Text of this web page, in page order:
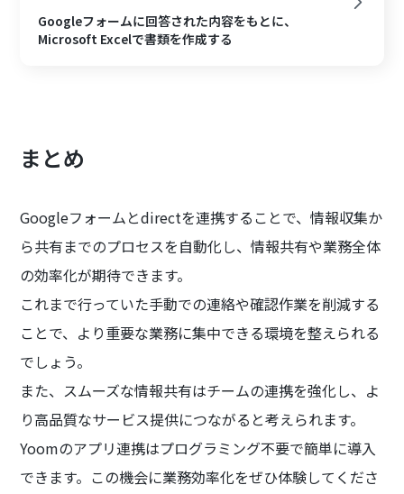
Googleフォームに回答された内容をもとに、
Microsoft Excelで書類を作成する
まとめ
Googleフォームとdirectを連携することで、情報収集か
ら共有までのプロセスを自動化し、情報共有や業務全体
の効率化が期待できます。
これまで行っていた手動での連絡や確認作業を削減する
ことで、より重要な業務に集中できる環境を整えられる
でしょう。
また、スムーズな情報共有はチームの連携を強化し、よ
り高品質なサービス提供につながると考えられます。
Yoomのアプリ連携はプログラミング不要で簡単に導入
できます。この機会に業務効率化をぜひ体験してくださ